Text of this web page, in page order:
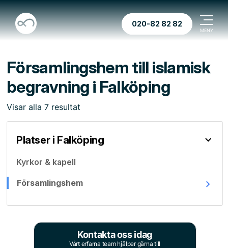
020-82 82 82
Församlingshem till islamisk
begravning i Falköping
Visar alla 7 resultat
Platser i Falköping
Kyrkor & kapell
Församlingshem
Kontakta oss idag
Vårt erfarna team hjälper gärna till